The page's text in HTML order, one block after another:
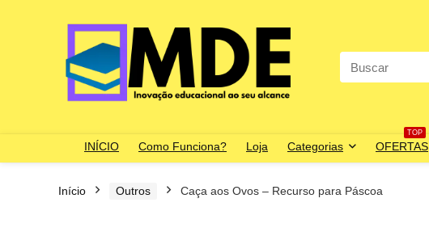
Search
for:
INÍCIO Como Funciona? Loja Categorias
TOP
OFERTAS
Início Outros Caça aos Ovos – Recurso para Páscoa